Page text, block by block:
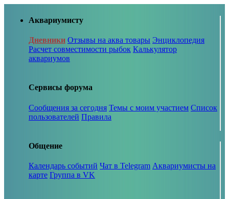
Аквариумисту
Дневники Отзывы на аква товары Энциклопедия
Расчет совместимости рыбок Калькулятор
аквариумов
Сервисы форума
Сообщения за сегодня Темы с моим участием Список
пользователей Правила
Общение
Календарь событий Чат в Telegram Аквариумисты на
карте Группа в VK